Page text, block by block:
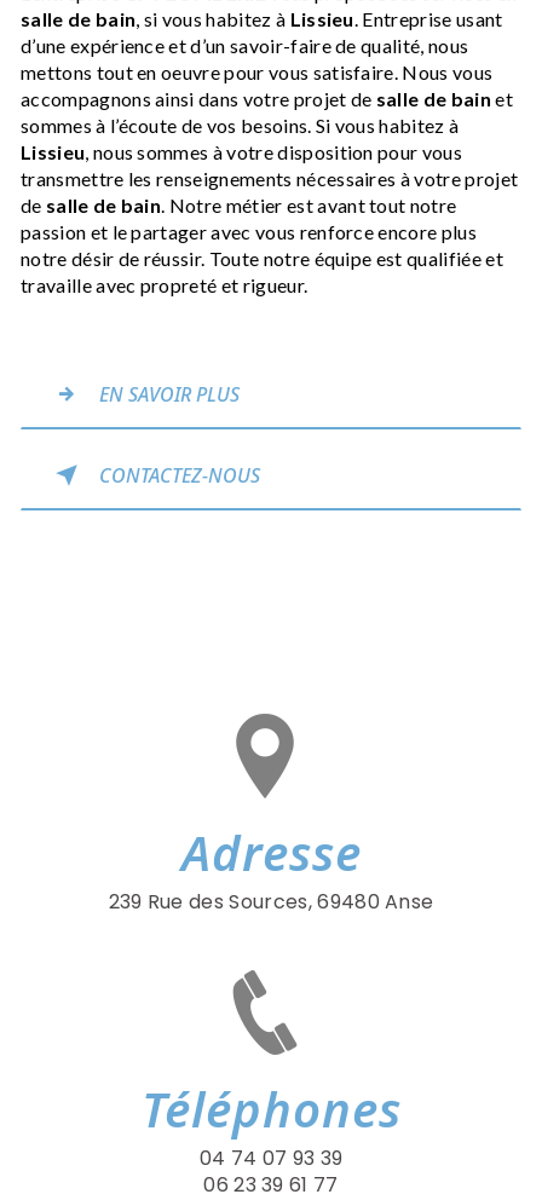
salle de bain , si vous habitez à Lissieu . Entreprise usant
d’une expérience et d’un savoir-faire de qualité, nous
mettons tout en oeuvre pour vous satisfaire. Nous vous
accompagnons ainsi dans votre projet de salle de bain et
sommes à l’écoute de vos besoins. Si vous habitez à
Lissieu , nous sommes à votre disposition pour vous
transmettre les renseignements nécessaires à votre projet
de salle de bain . Notre métier est avant tout notre
passion et le partager avec vous renforce encore plus
notre désir de réussir. Toute notre équipe est qualifiée et
travaille avec propreté et rigueur.
EN SAVOIR PLUS
CONTACTEZ-NOUS
Adresse
239 Rue des Sources, 69480 Anse
Téléphones
04 74 07 93 39
06 23 39 61 77